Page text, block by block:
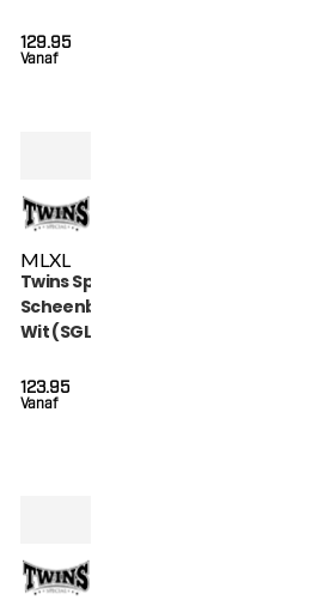
Vanaf
129.95
MLXL
Twins Special
Scheenbeschermers
Wit (SGL 7 WHITE)
Vanaf
123.95